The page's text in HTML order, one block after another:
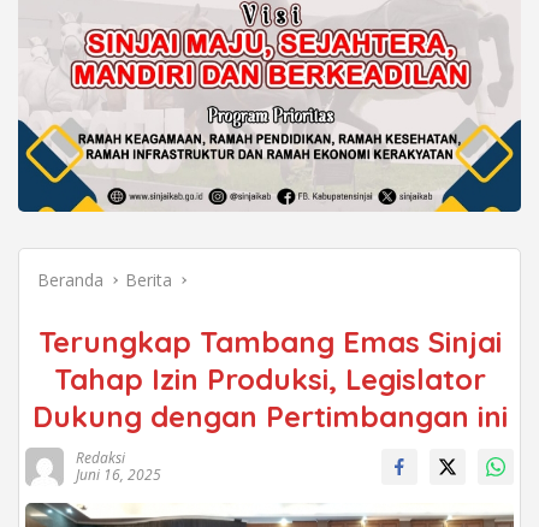
Beranda Berita
Terungkap Tambang Emas Sinjai
Tahap Izin Produksi, Legislator
Dukung dengan Pertimbangan ini
Redaksi
Juni 16, 2025